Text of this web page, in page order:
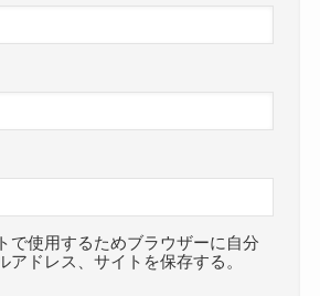
で使用するためブラウザーに自分
アドレス、サイトを保存する。